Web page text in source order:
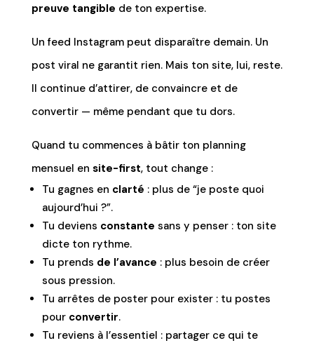
preuve tangible de ton expertise.
Un feed Instagram peut disparaître demain. Un
post viral ne garantit rien. Mais ton site, lui, reste.
Il continue d’attirer, de convaincre et de
convertir — même pendant que tu dors.
Quand tu commences à bâtir ton planning
mensuel en site-first, tout change :
Tu gagnes en clarté : plus de “je poste quoi
aujourd’hui ?”.
Tu deviens constante sans y penser : ton site
dicte ton rythme.
Tu prends de l’avance : plus besoin de créer
sous pression.
Tu arrêtes de poster pour exister : tu postes
pour convertir.
Tu reviens à l’essentiel : partager ce qui te